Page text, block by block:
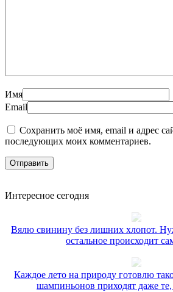
Имя
Email
Сохранить моё имя, email и адрес
последующих моих комментариев.
Интересное сегодня
Вялю свинину без лишних хлопот.
остальное происходит
Каждое лето на природу готовлю
шампиньонов приходят даже те,